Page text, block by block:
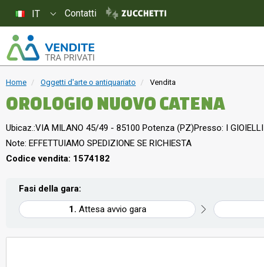
Home Oggetti d'arte o antiquariato Vendita
OROLOGIO NUOVO CATENA
Ubicaz.:VIA MILANO 45/49 - 85100 Potenza (PZ)Presso: I GIOIELLI
Note: EFFETTUIAMO SPEDIZIONE SE RICHIESTA
Codice vendita: 1574182
Fasi della gara:
Attesa avvio gara
IT Contatti